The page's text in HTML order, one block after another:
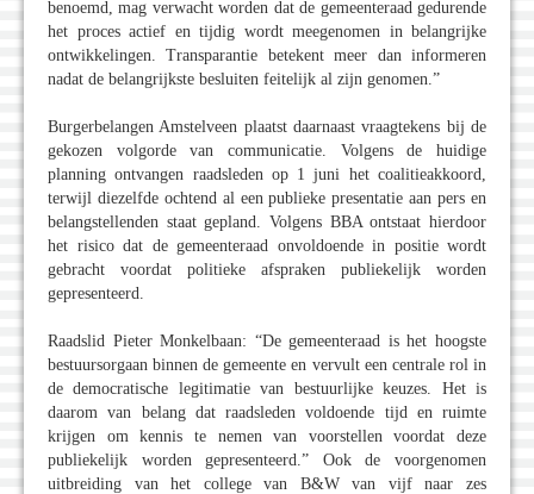
benoemd, mag verwacht worden dat de gemeenteraad gedurende
het proces actief en tijdig wordt meegenomen in belangrijke
ontwikkelingen. Transparantie betekent meer dan informeren
nadat de belangrijkste besluiten feitelijk al zijn genomen.”
Burgerbelangen Amstelveen plaatst daarnaast vraagtekens bij de
gekozen volgorde van communicatie. Volgens de huidige
planning ontvangen raadsleden op 1 juni het coalitieakkoord,
terwijl diezelfde ochtend al een publieke presentatie aan pers en
belangstellenden staat gepland. Volgens BBA ontstaat hierdoor
het risico dat de gemeenteraad onvoldoende in positie wordt
gebracht voordat politieke afspraken publiekelijk worden
gepresenteerd.
Raadslid Pieter Monkelbaan: “De gemeenteraad is het hoogste
bestuursorgaan binnen de gemeente en vervult een centrale rol in
de democratische legitimatie van bestuurlijke keuzes. Het is
daarom van belang dat raadsleden voldoende tijd en ruimte
krijgen om kennis te nemen van voorstellen voordat deze
publiekelijk worden gepresenteerd.” Ook de voorgenomen
uitbreiding van het college van B&W van vijf naar zes